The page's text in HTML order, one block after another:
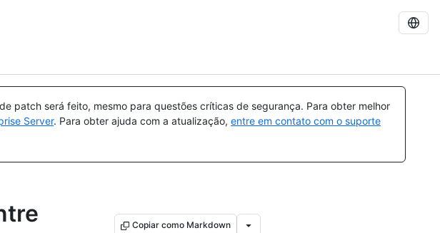
patch será feito, mesmo para questões críticas de segurança. Para obter melhor
Server. Para obter ajuda com a atualização, entre em contato com o suporte
Copiar como Markdown